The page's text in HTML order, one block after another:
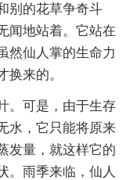
别的花草争奇斗
闻地站着。它站在
仙人掌的生命力
换来的。
。可是，由于生存
水，它只能将原来
发量，就这样它的
。雨季来临，仙人